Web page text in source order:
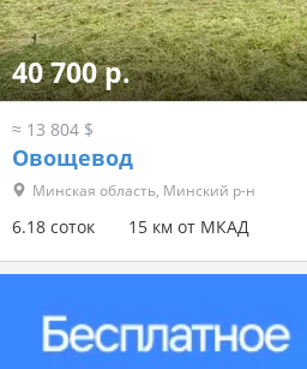
40 700 р.
≈ 13 804 $
Овощевод
Минская область, Минский р-н
6.18 соток 15 км от МКАД